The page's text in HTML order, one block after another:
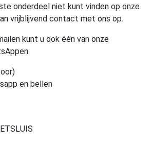
onderdeel niet kunt vinden op onze
vrijblijvend contact met ons op.
kunt u ook één van onze
en bellen